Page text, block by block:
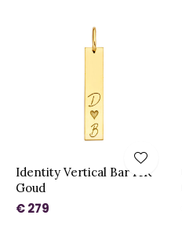
Identity Vertical Bar 14K
Goud
€ 279